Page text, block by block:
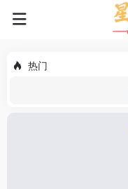
热门